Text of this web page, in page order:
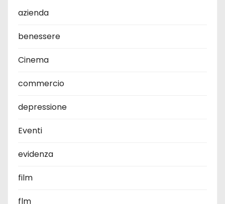
azienda
benessere
Cinema
commercio
depressione
Eventi
evidenza
film
flm